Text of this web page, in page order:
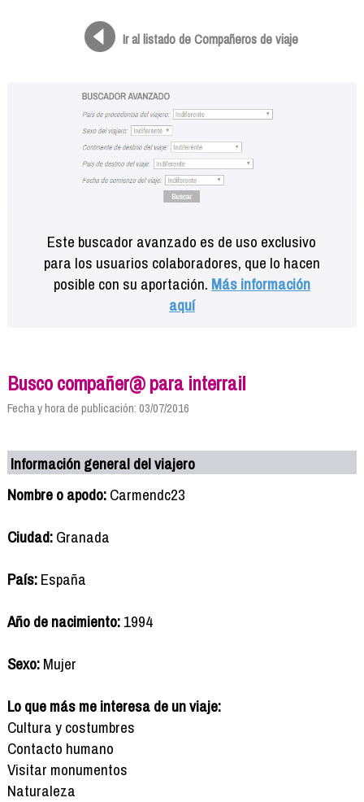
Ir al listado de Compañeros de viaje
Este buscador avanzado es de uso exclusivo
para los usuarios colaboradores, que lo hacen
posible con su aportación. Más información
aquí
Busco compañer@ para interrail
Fecha y hora de publicación: 03/07/2016
Información general del viajero
Nombre o apodo:Carmendc23
Ciudad:Granada
País:España
Año de nacimiento:1994
Sexo:Mujer
Lo que más me interesa de un viaje:
Cultura y costumbres
Contacto humano
Visitar monumentos
Naturaleza